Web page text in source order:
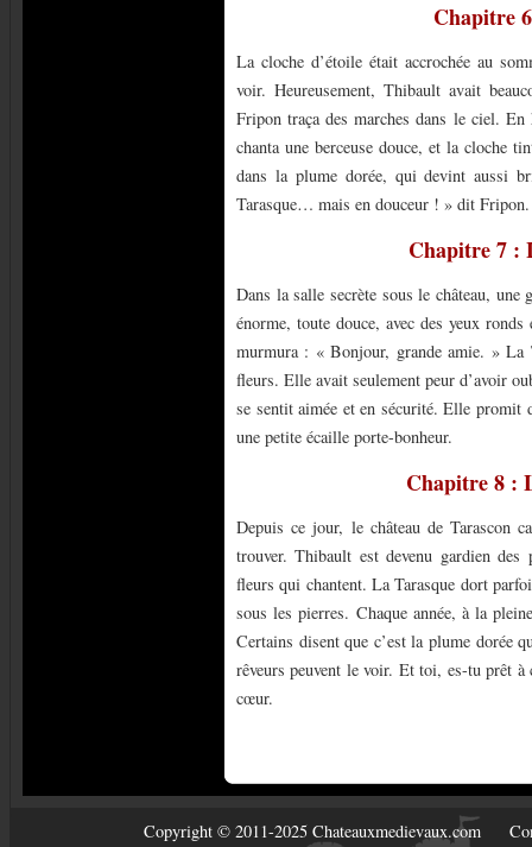
Chapitre
La cloche d’étoile était accrochée au
voir. Heureusement, Thibault avait
Fripon traça des marches dans le ciel.
chanta une berceuse douce, et la cloche
dans la plume dorée, qui devint aussi
Tarasque… mais en douceur ! » dit
Chapitre 7 :
Dans la salle secrète sous le château,
énorme, toute douce, avec des yeux
murmura : « Bonjour, grande amie. » La
fleurs. Elle avait seulement peur d’avoir
se sentit aimée et en sécurité. Elle
une petite écaille porte-bonheur.
Chapitre 8 :
Depuis ce jour, le château de Tarascon
trouver. Thibault est devenu gardien
fleurs qui chantent. La Tarasque dort
sous les pierres. Chaque année, à la
Certains disent que c’est la plume dorée
rêveurs peuvent le voir. Et toi, es-tu prêt
cœur.
Copyright © 2011-2025 Chateauxmedievaux.com